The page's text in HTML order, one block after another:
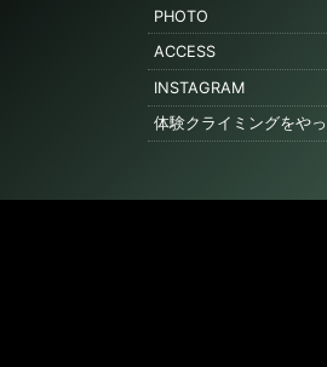
PHOTO
ACCESS
INSTAGRAM
体験クライミングをや